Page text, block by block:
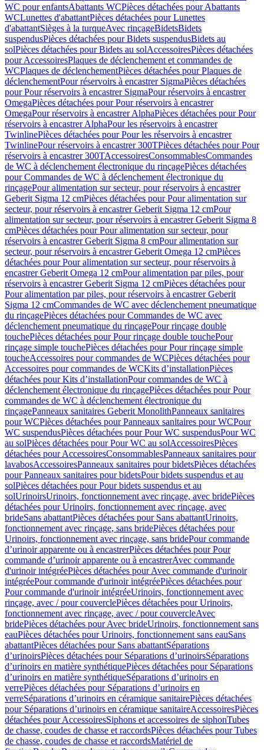
WC pour enfantsAbattants WCPièces détachées pour Abattants
WCLunettes d'abattantPièces détachées pour Lunettes
d'abattantSièges à la turqueAvec rinçageBidetsBidets
suspendusPièces détachées pour Bidets suspendusBidets au
solPièces détachées pour Bidets au solAccessoiresPièces détachées
pour AccessoiresPlaques de déclenchement et commandes de
WCPlaques de déclenchementPièces détachées pour Plaques de
déclenchementPour réservoirs à encastrer SigmaPièces détachées
pour Pour réservoirs à encastrer SigmaPour réservoirs à encastrer
OmegaPièces détachées pour Pour réservoirs à encastrer
OmegaPour réservoirs à encastrer AlphaPièces détachées pour Pour
réservoirs à encastrer AlphaPour les réservoirs à encastrer
TwinlinePièces détachées pour Pour les réservoirs à encastrer
TwinlinePour réservoirs à encastrer 300TPièces détachées pour Pour
réservoirs à encastrer 300TAccessoiresConsommablesCommandes
de WC à déclenchement électronique du rinçagePièces détachées
pour Commandes de WC à déclenchement électronique du
rinçagePour alimentation sur secteur, pour réservoirs à encastrer
Geberit Sigma 12 cmPièces détachées pour Pour alimentation sur
secteur, pour réservoirs à encastrer Geberit Sigma 12 cmPour
alimentation sur secteur, pour réservoirs à encastrer Geberit Sigma 8
cmPièces détachées pour Pour alimentation sur secteur, pour
réservoirs à encastrer Geberit Sigma 8 cmPour alimentation sur
secteur, pour réservoirs à encastrer Geberit Omega 12 cmPièces
détachées pour Pour alimentation sur secteur, pour réservoirs à
encastrer Geberit Omega 12 cmPour alimentation par piles, pour
réservoirs à encastrer Geberit Sigma 12 cmPièces détachées pour
Pour alimentation par piles, pour réservoirs à encastrer Geberit
Sigma 12 cmCommandes de WC avec déclenchement pneumatique
du rinçagePièces détachées pour Commandes de WC avec
déclenchement pneumatique du rinçagePour rinçage double
touchePièces détachées pour Pour rinçage double touchePour
rinçage simple touchePièces détachées pour Pour rinçage simple
toucheAccessoires pour commandes de WCPièces détachées pour
Accessoires pour commandes de WCKits d’installationPièces
détachées pour Kits d’installationPour commandes de WC à
déclenchement électronique du rinçagePièces détachées pour Pour
commandes de WC à déclenchement électronique du
rinçagePanneaux sanitaires Geberit MonolithPanneaux sanitaires
pour WCPièces détachées pour Panneaux sanitaires pour WCPour
WC suspendusPièces détachées pour Pour WC suspendusPour WC
au solPièces détachées pour Pour WC au solAccessoiresPièces
détachées pour AccessoiresConsommablesPanneaux sanitaires pour
lavabosAccessoiresPanneaux sanitaires pour bidetsPièces détachées
pour Panneaux sanitaires pour bidetsPour bidets suspendus et au
solPièces détachées pour Pour bidets suspendus et au
solUrinoirsUrinoirs, fonctionnement avec rinçage, avec bridePièces
détachées pour Urinoirs, fonctionnement avec rinçage, avec
brideSans abattantPièces détachées pour Sans abattantUrinoirs,
fonctionnement avec rinçage, sans bridePièces détachées pour
Urinoirs, fonctionnement avec rinçage, sans bridePour commande
d’urinoir apparente ou à encastrerPièces détachées pour Pour
commande d’urinoir apparente ou à encastrerAvec commande
d'urinoir intégréePièces détachées pour Avec commande d'urinoir
intégréePour commande d'urinoir intégréePièces détachées pour
Pour commande d'urinoir intégréeUrinoirs, fonctionnement avec
rinçage, avec / pour couverclePièces détachées pour Urinoirs,
fonctionnement avec rinçage, avec / pour couvercleAvec
bridePièces détachées pour Avec brideUrinoirs, fonctionnement sans
eauPièces détachées pour Urinoirs, fonctionnement sans eauSans
abattantPièces détachées pour Sans abattantSéparations
d’urinoirsPièces détachées pour Séparations d’urinoirsSéparations
d’urinoirs en matière synthétiquePièces détachées pour Séparations
d’urinoirs en matière synthétiqueSéparations d’urinoirs en
verrePièces détachées pour Séparations d’urinoirs en
verreSéparations d’urinoirs en céramique sanitairePièces détachées
pour Séparations d’urinoirs en céramique sanitaireAccessoiresPièces
détachées pour AccessoiresSiphons et accessoires de siphonTubes
de chasse, coudes de chasse et raccordsPièces détachées pour Tubes
de chasse, coudes de chasse et raccordsMatériel de